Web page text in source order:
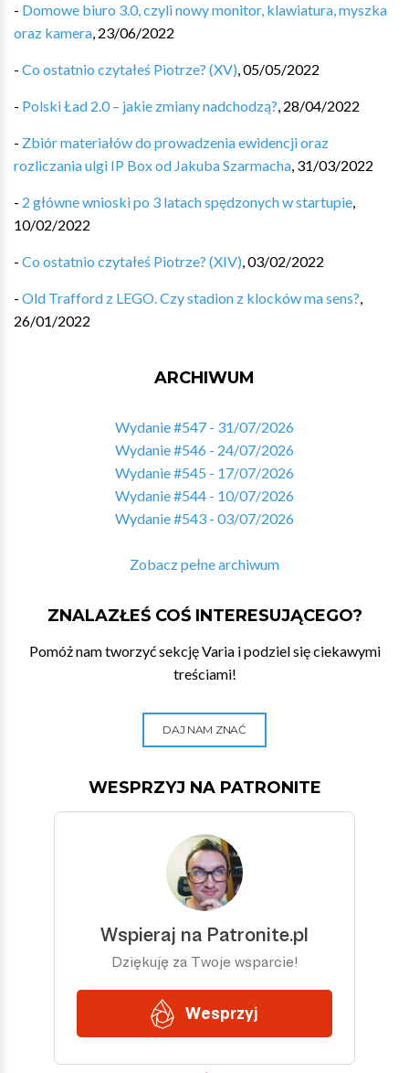
- Domowe biuro 3.0, czyli nowy monitor, klawiatura, myszka
oraz kamera, 23/06/2022
- Co ostatnio czytałeś Piotrze? (XV),05/05/2022
- Polski Ład 2.0 – jakie zmiany nadchodzą?, 28/04/2022
- Zbiór materiałów do prowadzenia ewidencji oraz
rozliczania ulgi IP Box od Jakuba Szarmacha, 31/03/2022
- 2 główne wnioski po 3 latach spędzonych w startupie,
10/02/2022
- Co ostatnio czytałeś Piotrze? (XIV),03/02/2022
- Old Trafford z LEGO. Czy stadion z klocków ma sens?,
26/01/2022
ARCHIWUM
Wydanie #547 - 31/07/2026
Wydanie #546 - 24/07/2026
Wydanie #545 - 17/07/2026
Wydanie #544 - 10/07/2026
Wydanie #543 - 03/07/2026
Zobacz pełne archiwum
ZNALAZŁEŚ COŚ INTERESUJĄCEGO?
Pomóż nam tworzyć sekcję Varia i podziel się ciekawymi
treściami!
DAJ NAM ZNAĆ
WESPRZYJ NA PATRONITE